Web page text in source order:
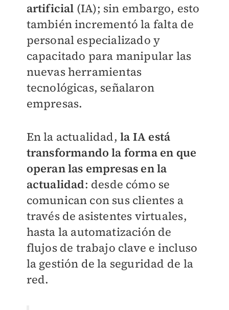
artificial (IA); sin embargo, esto
también incrementó la falta de
personal especializado y
capacitado para manipular las
nuevas herramientas
tecnológicas, señalaron
empresas.
En la actualidad, la IA está
transformando la forma en que
operan las empresas en la
actualidad: desde cómo se
comunican con sus clientes a
través de asistentes virtuales,
hasta la automatización de
flujos de trabajo clave e incluso
la gestión de la seguridad de la
red.